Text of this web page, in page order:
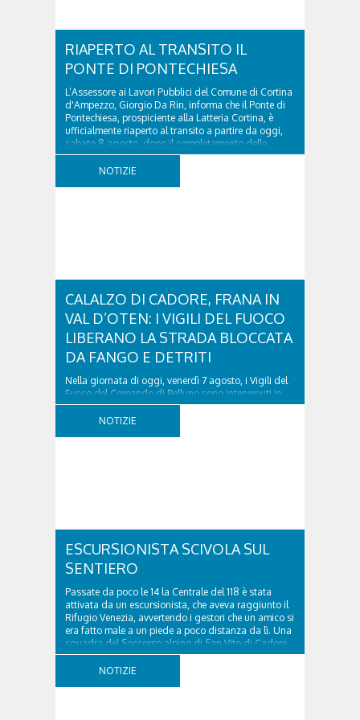
RIAPERTO AL TRANSITO IL
PONTE DI PONTECHIESA
L’Assessore ai Lavori Pubblici del Comune di Cortina
d'Ampezzo, Giorgio Da Rin, informa che il Ponte di
Pontechiesa, prospiciente alla Latteria Cortina, è
ufficialmente riaperto al transito a partire da oggi,
sabato 8 agosto, dopo il completamento delle
verifiche e il positivo collaudo...
NOTIZIE
CALALZO DI CADORE, FRANA IN
VAL D’OTEN: I VIGILI DEL FUOCO
LIBERANO LA STRADA BLOCCATA
DA FANGO E DETRITI
Nella giornata di oggi, venerdì 7 agosto, i Vigili del
Fuoco del Comando di Belluno sono intervenuti in
località Diassa, in Val d’Oten, nel comune di Calalzo
di Cadore, per liberare una strada rimasta bloccata
NOTIZIE
ESCURSIONISTA SCIVOLA SUL
SENTIERO
Passate da poco le 14 la Centrale del 118 è stata
attivata da un escursionista, che aveva raggiunto il
Rifugio Venezia, avvertendo i gestori che un amico si
era fatto male a un piede a poco distanza da lì. Una
squadra del Soccorso alpino di San Vito di Cadore
ha quindi raggiunto l'infortunato...
NOTIZIE